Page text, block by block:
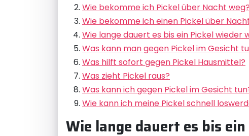
Wie bekomme ich Pickel über Nacht weg?
Wie bekomme ich einen Pickel über
Wie lange dauert es bis ein Pickel wieder
Was kann man gegen Pickel im Gesicht
Was hilft sofort gegen Pickel Hausmittel?
Was zieht Pickel raus?
Was kann ich gegen Pickel im Gesicht
Wie kann ich meine Pickel schnell
Wie lange dauert es bis